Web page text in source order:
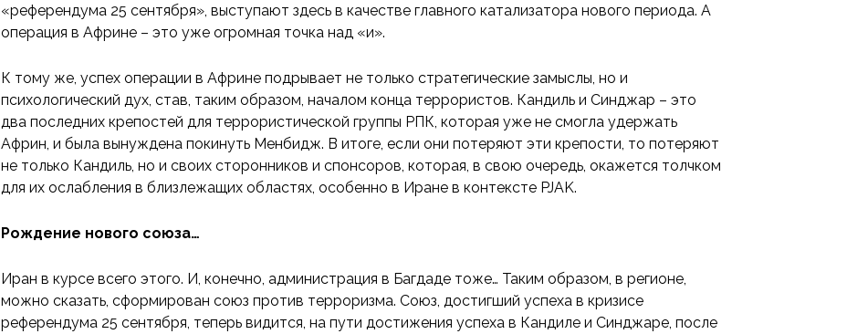
«референдума 25 сентября», выступают здесь в качестве главного катализатора нового периода. А
операция в Африне – это уже огромная точка над «и».
К тому же, успех операции в Африне подрывает не только стратегические замыслы, но и
психологический дух, став, таким образом, началом конца террористов. Кандиль и Синджар – это
два последних крепостей для террористической группы РПК, которая уже не смогла удержать
Африн, и была вынуждена покинуть Менбидж. В итоге, если они потеряют эти крепости, то потеряют
не только Кандиль, но и своих сторонников и спонсоров, которая, в свою очередь, окажется толчком
для их ослабления в близлежащих областях, особенно в Иране в контексте PJAK.
Рождение нового союза…
Иран в курсе всего этого. И, конечно, администрация в Багдаде тоже… Таким образом, в регионе,
можно сказать, сформирован союз против терроризма. Союз, достигший успеха в кризисе
референдума 25 сентября, теперь видится, на пути достижения успеха в Кандиле и Синджаре, после